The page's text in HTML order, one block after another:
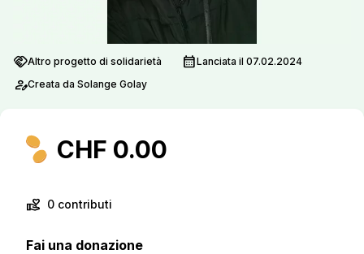
handshakeAltro progetto di solidarietà calendar_monthLanciata il 07.02.2024
person_editCreata da Solange Golay
CHF 0.00
volunteer_activism 0 contributi
Fai una donazione